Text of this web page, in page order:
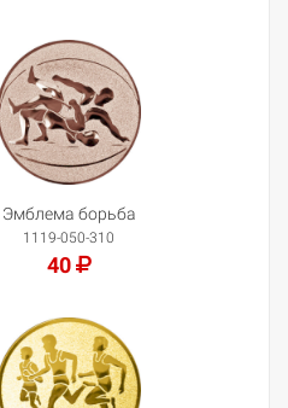
Добавить в корзину
Эмблема борьба
1119-050-310
40
Добавить в корзину